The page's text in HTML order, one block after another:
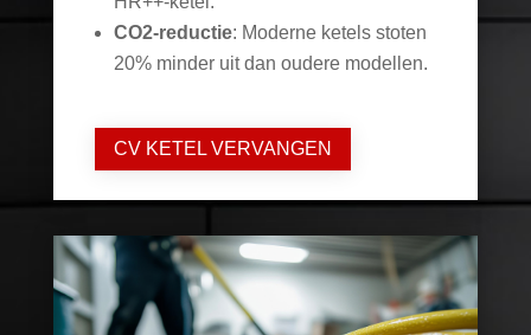
CO2-reductie: Moderne ketels stoten
20% minder uit dan oudere modellen.
CV KETEL VERVANGEN